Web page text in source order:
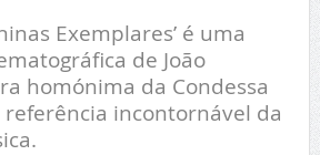
Exemplares’ é uma
de João
homónima da Condessa
referência incontornável da